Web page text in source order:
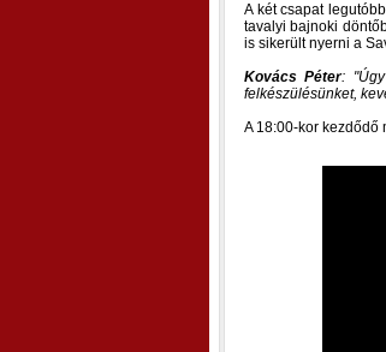
A két csapat
tavalyi bajnoki
is sikerült nyerni a
Kovács Péter:
felkészülésünket,
A 18:00-kor kezdődő